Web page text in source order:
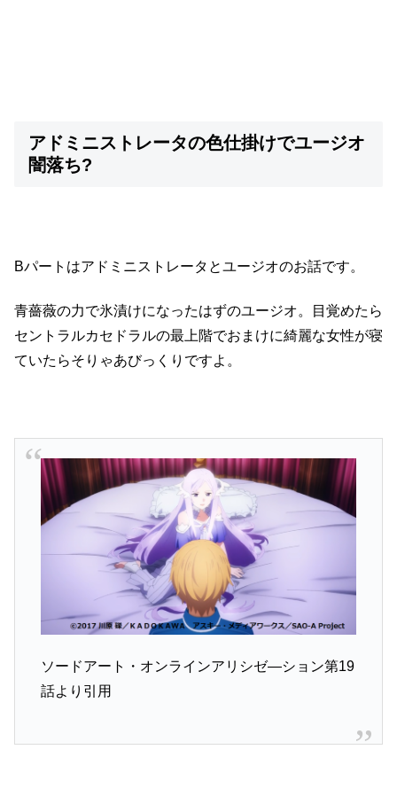
アドミニストレータの色仕掛けでユージオ
闇落ち?
Bパートはアドミニストレータとユージオのお話です。
青薔薇の力で氷漬けになったはずのユージオ。目覚めたら
セントラルカセドラルの最上階でおまけに綺麗な女性が寝
ていたらそりゃあびっくりですよ。
ソードアート・オンラインアリシゼ―ション第19
話より引用